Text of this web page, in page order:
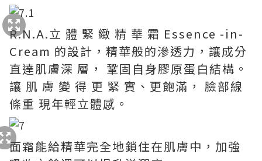
R.N.A.立 體 緊 緻 精 華 霜 Essence -in-
Cream 的設計，精華般的滲透力，讓成分
直達肌膚深 層， 鞏固自身膠原蛋白結構。
讓 肌 膚 變 得 更 緊 實、更飽滿， 臉部線
條重 現年輕立體感。
面霜能給精華完全地鎖住在肌膚中，加強